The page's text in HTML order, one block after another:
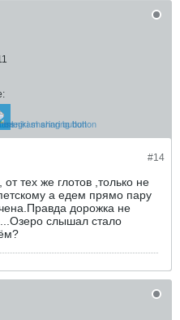
#14
тех же глотов ,только не
а едем прямо пару
дорожка не
слышал стало